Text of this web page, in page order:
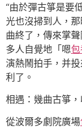
“由於彈古箏是要
光也沒掃到人，
曲終了，傳來掌聲
多人自覺地「嗯
演熱鬧拍手，并
利了。
相遇：幾曲古箏
從波爾多劇院廣場